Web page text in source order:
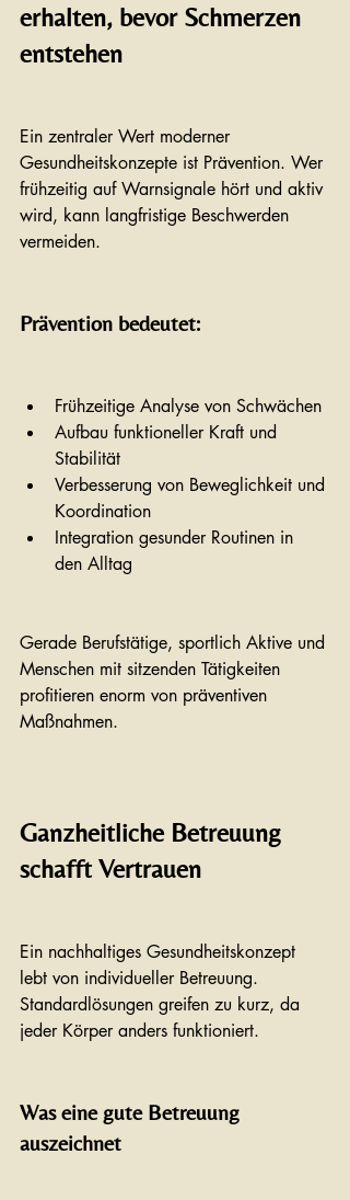
erhalten, bevor Schmerzen
entstehen
Ein zentraler Wert moderner
Gesundheitskonzepte ist Prävention. Wer
frühzeitig auf Warnsignale hört und aktiv
wird, kann langfristige Beschwerden
vermeiden.
Prävention bedeutet:
Frühzeitige Analyse von Schwächen
Aufbau funktioneller Kraft und
Stabilität
Verbesserung von Beweglichkeit und
Koordination
Integration gesunder Routinen in
den Alltag
Gerade Berufstätige, sportlich Aktive und
Menschen mit sitzenden Tätigkeiten
profitieren enorm von präventiven
Maßnahmen.
Ganzheitliche Betreuung
schafft Vertrauen
Ein nachhaltiges Gesundheitskonzept
lebt von individueller Betreuung.
Standardlösungen greifen zu kurz, da
jeder Körper anders funktioniert.
Was eine gute Betreuung
auszeichnet